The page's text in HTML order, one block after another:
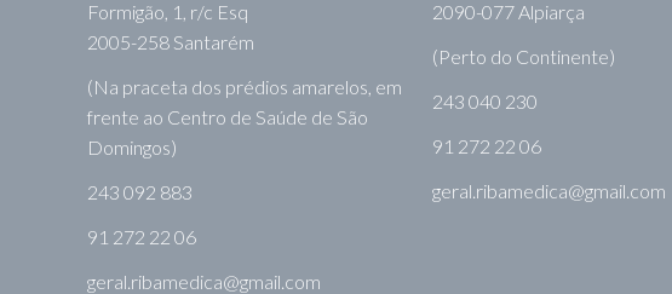
Formigão, 1, r/c Esq
2005-258 Santarém
(Na praceta dos prédios amarelos, em
frente ao Centro de Saúde de São
Domingos)
243 092 883
91 272 22 06
geral.ribamedica@gmail.com
2090-077 Alpiarça
(Perto do Continente)
243 040 230
91 272 22 06
geral.ribamedica@gmail.com